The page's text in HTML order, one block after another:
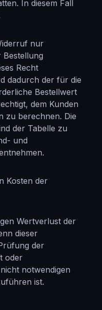
In diesem Fall
nur
Bestellung
Recht
dadurch der für die
Bestellwert
dem Kunden
zu berechnen. Die
der Tabelle zu
und
Kosten der
Wertverlust der
dieser
der
oder
notwendigen
ist.